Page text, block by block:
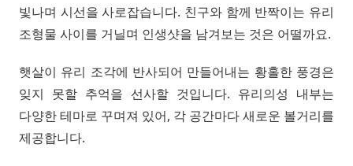
빛나며 시선을 사로잡습니다. 친구와 함께 반짝이는 유리
조형물 사이를 거닐며 인생샷을 남겨보는 것은 어떨까요.
햇살이 유리 조각에 반사되어 만들어내는 황홀한 풍경은
잊지 못할 추억을 선사할 것입니다. 유리의성 내부는
다양한 테마로 꾸며져 있어, 각 공간마다 새로운 볼거리를
제공합니다.